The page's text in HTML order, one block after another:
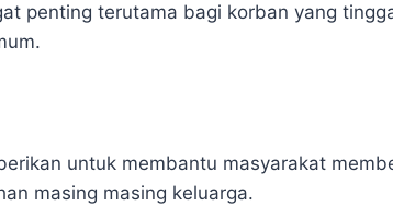
penting terutama bagi korban yang
untuk membantu masyarakat
masing masing keluarga.